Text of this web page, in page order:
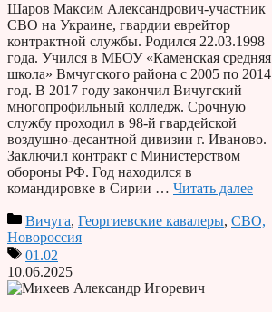
Шаров Максим Александрович-участник
СВО на Украине, гвардии еврейтор
контрактной службы. Родился 22.03.1998
года. Учился в МБОУ «Каменская средняя
школа» Вмчугского района с 2005 по 2014
год. В 2017 году закончил Вичугский
многопрофильный колледж. Срочную
службу проходил в 98-й гвардейской
воздушно-десантной дивизии г. Иваново.
Заключил контракт с Министерством
обороны РФ. Год находился в
командировке в Сирии … Читать далее
Вичуга, Георгиевские кавалеры, СВО,
Новороссия
01.02
10.06.2025